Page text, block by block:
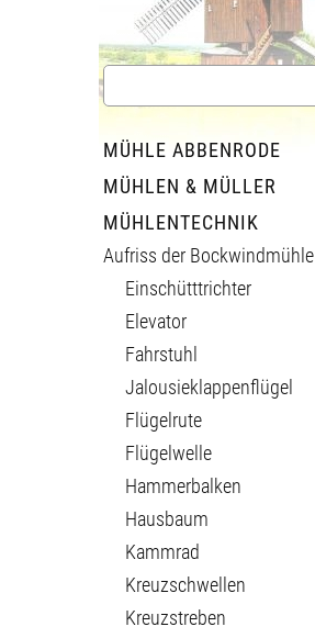
MÜHLE ABBENRODE
MÜHLEN & MÜLLER
MÜHLENTECHNIK
Aufriss der Bockwindmühle
Einschütttrichter
Elevator
Fahrstuhl
Jalousieklappenflügel
Flügelrute
Flügelwelle
Hammerbalken
Hausbaum
Kammrad
Kreuzschwellen
Kreuzstreben